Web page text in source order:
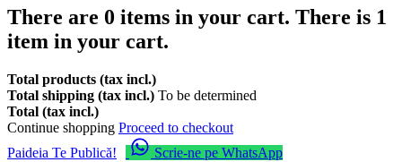
There are 0 items in your cart. There is 1
item in your cart.
Total products (tax incl.)
Total shipping (tax incl.) To be determined
Total (tax incl.)
Continue shopping Proceed to checkout
Paideia Te Publică!
Scrie-ne pe WhatsApp